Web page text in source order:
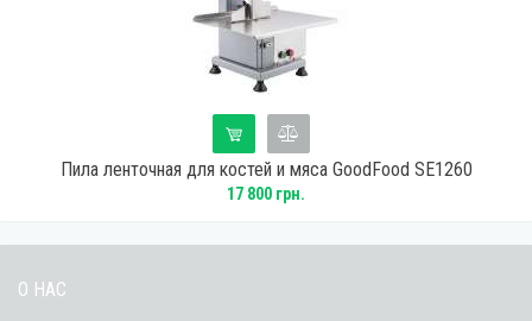
Пила ленточная для костей и мяса GoodFood SE1260
17 800 грн.
О НАС